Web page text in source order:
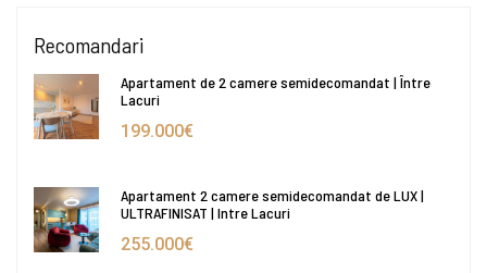
Recomandari
Apartament de 2 camere semidecomandat | Între
Lacuri
199.000€
Apartament 2 camere semidecomandat de LUX |
ULTRAFINISAT | Intre Lacuri
255.000€